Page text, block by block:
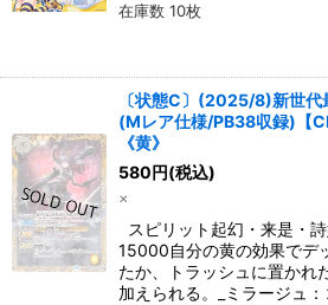
在庫数 10枚
〔状態C〕(2025/8)新世代
(Mレア仕様/PB38収録)【
《黄》
580円(税込)
×
スピリット起幻・来是・
15000自分の黄の効果でデ
たか、トラッシュに置かれ
加えられる。_ミラージュ